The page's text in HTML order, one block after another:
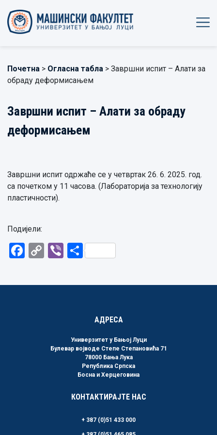
Почетна > Огласна табла > Завршни испит – Алати за
обраду деформисањем
Завршни испит – Алати за обраду
деформисањем
Завршни испит одржаће се у четвртак 26. 6. 2025. год.
са почетком у 11 часова. (Лабораторија за технологију
пластичности).
Подијели:
Facebook
CopyViberShare
АДРЕСА
Универзитет у Бањој Луци
Булевар војводе Степе Степановића 71
78000 Бања Лука
Република Српска
Босна и Херцеговина
КОНТАКТИРАЈТЕ НАС
+ 387 (0)51 433 000